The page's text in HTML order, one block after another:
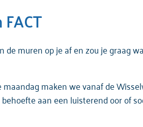
demurenop jeafenzoujegraag
maandagmakenwevanafde
behoefteaaneenluisterendoorof